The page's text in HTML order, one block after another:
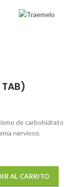
de
nervioso.
AL CARRITO